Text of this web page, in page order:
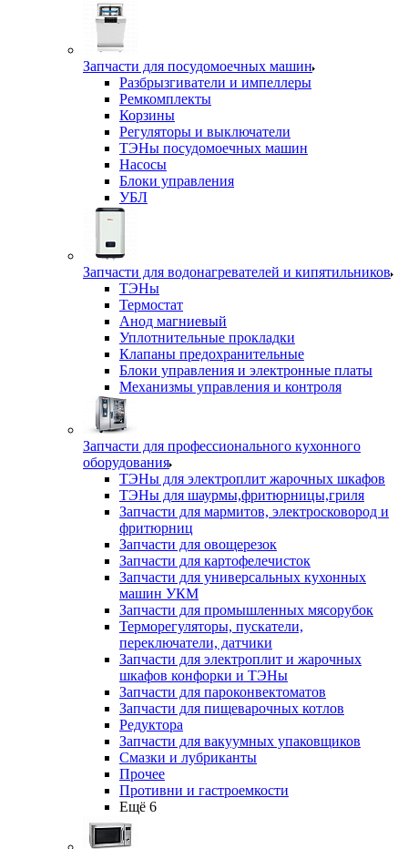
Запчасти для посудомоечных машин
Разбрызгиватели и импеллеры
Ремкомплекты
Корзины
Регуляторы и выключатели
ТЭНы посудомоечных машин
Насосы
Блоки управления
УБЛ
Запчасти для водонагревателей и кипятильников
ТЭНы
Термостат
Анод магниевый
Уплотнительные прокладки
Клапаны предохранительные
Блоки управления и электронные платы
Механизмы управления и контроля
Запчасти для профессионального кухонного
оборудования
ТЭНы для электроплит жарочных шкафов
ТЭНы для шаурмы,фритюрницы,гриля
Запчасти для мармитов, электросковород и
фритюрниц
Запчасти для овощерезок
Запчасти для картофелечисток
Запчасти для универсальных кухонных
машин УКМ
Запчасти для промышленных мясорубок
Терморегуляторы, пускатели,
переключатели, датчики
Запчасти для электроплит и жарочных
шкафов конфорки и ТЭНы
Запчасти для пароконвектоматов
Запчасти для пищеварочных котлов
Редуктора
Запчасти для вакуумных упаковщиков
Смазки и лубриканты
Прочее
Противни и гастроемкости
Ещё 6